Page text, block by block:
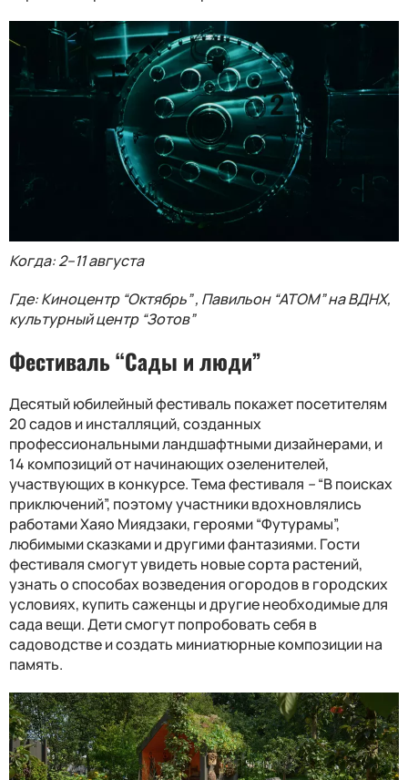
Когда: 2–11 августа
Где: Киноцентр “Октябрь” , Павильон “АТОМ” на ВДНХ,
культурный центр “Зотов”
Фестиваль “Сады и люди”
Десятый юбилейный фестиваль покажет посетителям
20 садов и инсталляций, созданных
профессиональными ландшафтными дизайнерами, и
14 композиций от начинающих озеленителей,
участвующих в конкурсе. Тема фестиваля –“В поисках
приключений”, поэтому участники вдохновлялись
работами Хаяо Миядзаки, героями “Футурамы”,
любимыми сказками и другими фантазиями. Гости
фестиваля смогут увидеть новые сорта растений,
узнать о способах возведения огородов в городских
условиях, купить саженцы и другие необходимые для
сада вещи. Дети смогут попробовать себя в
садоводстве и создать миниатюрные композиции на
память.